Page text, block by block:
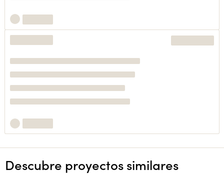
Descubre proyectos similares